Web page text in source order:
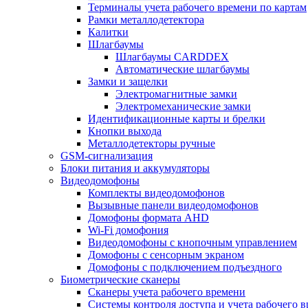
Терминалы учета рабочего времени по картам
Рамки металлодетектора
Калитки
Шлагбаумы
Шлагбаумы CARDDEX
Автоматические шлагбаумы
Замки и защелки
Электромагнитные замки
Электромеханические замки
Идентификационные карты и брелки
Кнопки выхода
Металлодетекторы ручные
GSM-сигнализация
Блоки питания и аккумуляторы
Видеодомофоны
Комплекты видеодомофонов
Вызывные панели видеодомофонов
Домофоны формата AHD
Wi-Fi домофония
Видеодомофоны с кнопочным управлением
Домофоны с сенсорным экраном
Домофоны с подключением подъездного
Биометрические сканеры
Сканеры учета рабочего времени
Системы контроля доступа и учета рабочего